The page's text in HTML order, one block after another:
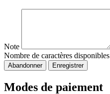
Note
Nombre de caractères disponibles
Abandonner Enregistrer
Modes de paiement